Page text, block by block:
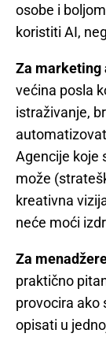
osobe i
koristiti AI,
Za marketing
većina posla
istraživanje,
Agencije koje
može
kreativna
neće moći
Za
praktično
provocira ako
opisati u